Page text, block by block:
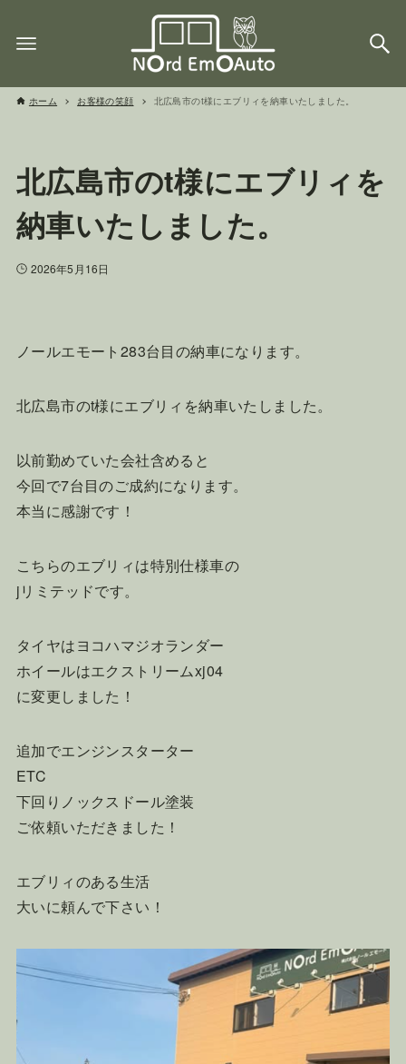
ホーム お客様の笑顔 北広島市のt様にエブリィを納車いたしました。
北広島市のt様にエブリィを
納車いたしました。
2026年5月16日
ノールエモート283台目の納車になります。
北広島市のt様にエブリィを納車いたしました。
以前勤めていた会社含めると
今回で7台目のご成約になります。
本当に感謝です！
こちらのエブリィは特別仕様車の
jリミテッドです。
タイヤはヨコハマジオランダー
ホイールはエクストリームxj04
に変更しました！
追加でエンジンスターター
ETC
下回りノックスドール塗装
ご依頼いただきました！
エブリィのある生活
大いに頼んで下さい！